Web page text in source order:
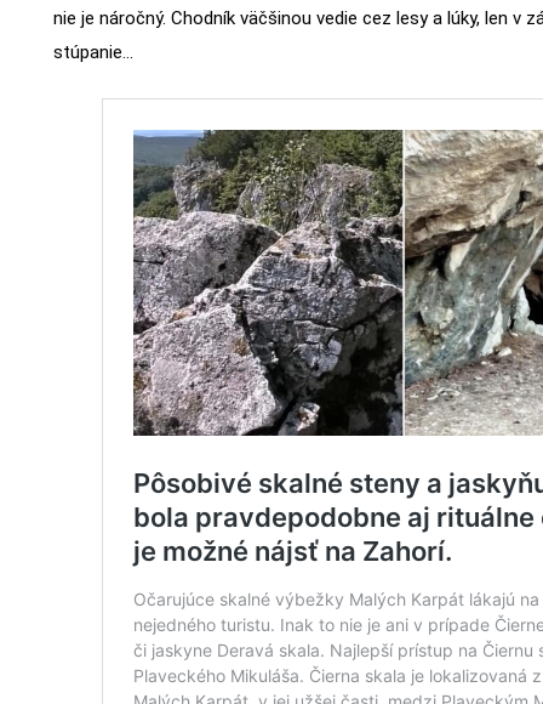
nie je náročný. Chodník väčšinou vedie cez lesy a lúky, len v
stúpanie…